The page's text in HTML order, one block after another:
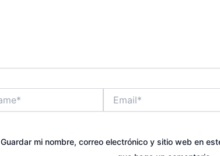
Guardar mi nombre, correo electrónico y sitio web en